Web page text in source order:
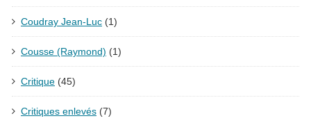
Coudray Jean-Luc (1)
Cousse (Raymond) (1)
Critique (45)
Critiques enlevés (7)